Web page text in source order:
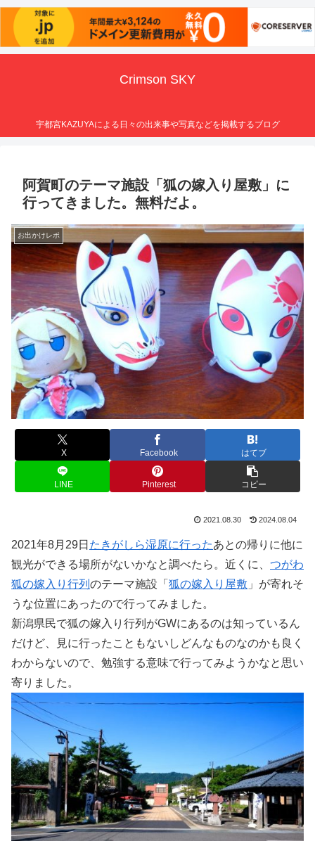
Crimson SKY
宇都宮KAZUYAによる日々の出来事や写真などを掲載するブログ
阿賀町のテーマ施設「狐の嫁入り屋敷」に
行ってきました。無料だよ。
お出かけレポ
X Facebook はてブ
LINE Pinterest コピー
2021.08.30 2024.08.04
2021年8月29日 たきがしら湿原に行ったあとの帰りに他に
観光ができる場所がないかなと調べたら。近くに、 つがわ
狐の嫁入り行列 のテーマ施設「 狐の嫁入り屋敷 」が寄れそ
うな位置にあったので行ってみました。
新潟県民で狐の嫁入り行列がGWにあるのは知っているん
だけど、見に行ったこともないしどんなものなのかも良く
わからないので、勉強する意味で行ってみようかなと思い
寄りました。